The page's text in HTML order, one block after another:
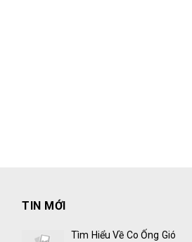
TIN MỚI
Tìm Hiểu Về Co Ống Gió